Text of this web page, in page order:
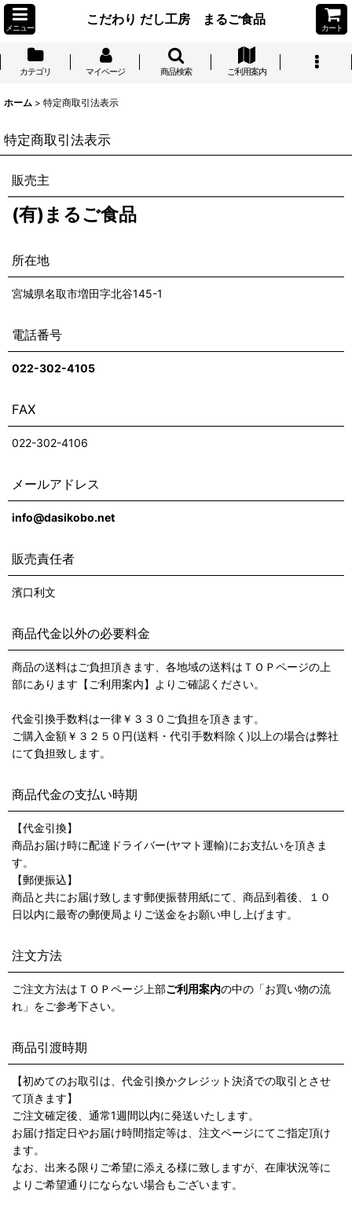
メニュー
こだわり だし工房 まるご食品
カート
カテゴリ マイページ 商品検索 ご利用案内
ホーム > 特定商取引法表示
特定商取引法表示
販売主
(有)まるご食品
所在地
宮城県名取市増田字北谷145-1
電話番号
022-302-4105
FAX
022-302-4106
メールアドレス
info@dasikobo.net
販売責任者
濱口利文
商品代金以外の必要料金
商品の送料はご負担頂きます、各地域の送料はＴＯＰページの上
部にあります【ご利用案内】よりご確認ください。
代金引換手数料は一律￥３３０ご負担を頂きます。
ご購入金額￥３２５０円(送料・代引手数料除く)以上の場合は弊社
にて負担致します。
商品代金の支払い時期
【代金引換】
商品お届け時に配達ドライバー(ヤマト運輸)にお支払いを頂きま
す。
【郵便振込】
商品と共にお届け致します郵便振替用紙にて、商品到着後、１０
日以内に最寄の郵便局よりご送金をお願い申し上げます。
注文方法
ご注文方法はＴＯＰページ上部ご利用案内の中の「お買い物の流
れ」をご参考下さい。
商品引渡時期
【初めてのお取引は、代金引換かクレジット決済での取引とさせ
て頂きます】
ご注文確定後、通常1週間以内に発送いたします。
お届け指定日やお届け時間指定等は、注文ページにてご指定頂け
ます。
なお、出来る限りご希望に添える様に致しますが、在庫状況等に
よりご希望通りにならない場合もございます。